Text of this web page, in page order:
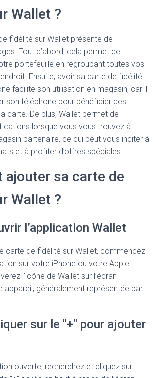
Wallet ?
fidélité sur Wallet présente de
Tout d’abord, cela permet de
portefeuille en regroupant toutes vos
Ensuite, avoir sa carte de fidélité
facilite son utilisation en magasin, car il
son téléphone pour bénéficier des
carte. De plus, Wallet permet de
lorsque vous vous trouvez à
partenaire, ce qui peut vous inciter à
et à profiter d’offres spéciales.
ajouter sa carte de
Wallet ?
l’application Wallet
carte de fidélité sur Wallet, commencez
sur votre iPhone ou votre Apple
l’icône de Wallet sur l’écran
appareil, généralement représentée par
sur le "+" pour ajouter
ouverte, recherchez et cliquez sur